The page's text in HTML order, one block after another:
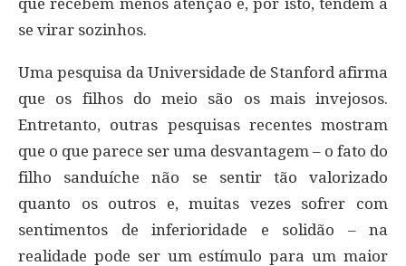
se virar sozinhos.
Uma pesquisa da Universidade de Stanford afirma
que os filhos do meio são os mais invejosos.
Entretanto, outras pesquisas recentes mostram
que o que parece ser uma desvantagem – o fato do
filho sanduíche não se sentir tão valorizado
quanto os outros e, muitas vezes sofrer com
sentimentos de inferioridade e solidão – na
realidade pode ser um estímulo para um maior